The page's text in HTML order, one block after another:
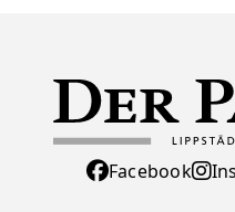
Facebook